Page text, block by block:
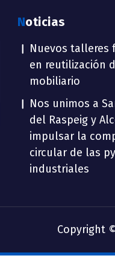
Noticias
Nuevos talleres
en reutilización
mobiliario
Nos unimos a
del Raspeig y
impulsar la
circular de las
industriales
Copyright